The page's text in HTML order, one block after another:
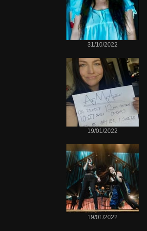
31/10/2022
19/01/2022
19/01/2022